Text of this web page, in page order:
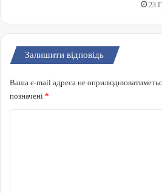
23
Залишити відповідь
Ваша e-mail адреса не
позначені *